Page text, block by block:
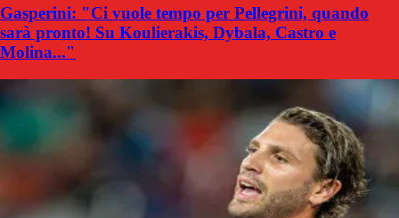
Gasperini: "Ci vuole tempo per Pellegrini, quando
sarà pronto! Su Koulierakis, Dybala, Castro e
Molina..."